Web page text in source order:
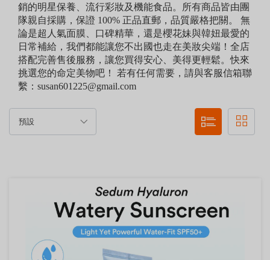
銷的明星保養、流行彩妝及機能食品。所有商品皆由團
隊親自採購，保證 100% 正品直郵，品質嚴格把關。 無
論是超人氣面膜、口碑精華，還是櫻花妹與韓妞最愛的
日常補給，我們都能讓您不出國也走在美妝尖端！全店
搭配完善售後服務，讓您買得安心、美得更輕鬆。快來
挑選您的命定美物吧！ 若有任何需要，請與客服信箱聯
繫：susan601225@gmail.com